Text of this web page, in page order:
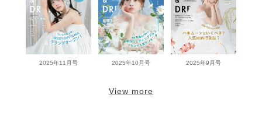
2025年11月号 2025年10月号 2025年9月号
View more